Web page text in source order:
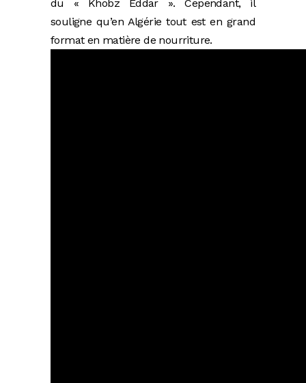
du « Khobz Eddar ». Cependant, il
souligne qu’en Algérie tout est en grand
format en matière de nourriture.